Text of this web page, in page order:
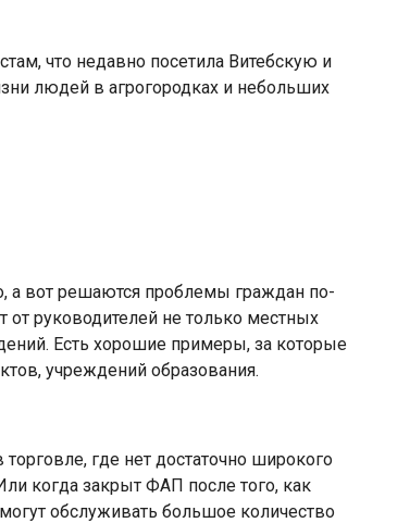
что недавно посетила Витебскую и
людей в агрогородках и небольших
а вот решаются проблемы граждан по-
от руководителей не только местных
Есть хорошие примеры, за которые
учреждений образования.
где нет достаточно широкого
когда закрыт ФАП после того, как
обслуживать большое количество